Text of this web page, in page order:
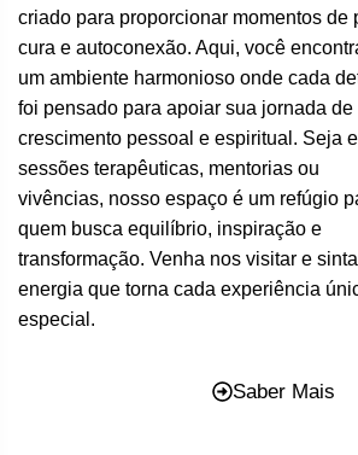
criado para proporcionar momentos de
cura e autoconexão. Aqui, você
um ambiente harmonioso onde cada
foi pensado para apoiar sua jornada de
crescimento pessoal e espiritual. Seja
sessões terapêuticas, mentorias ou
vivências, nosso espaço é um refúgio
quem busca equilíbrio, inspiração e
transformação. Venha nos visitar e
energia que torna cada experiência
especial.
Saber Mais